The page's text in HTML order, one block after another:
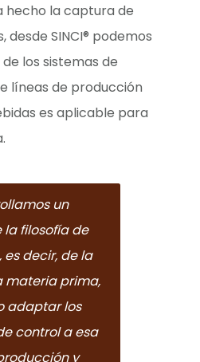
hecho la captura de
desde SINCI® podemos
los sistemas de
líneas de producción
es aplicable para
un
la filosofía de
decir, de la
materia prima,
adaptar los
control a esa
y